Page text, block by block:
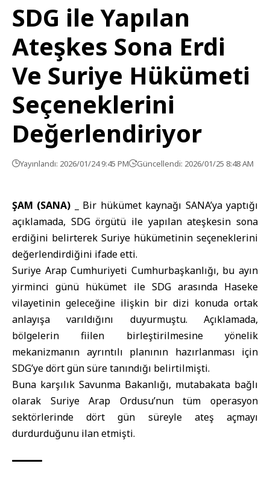
SDG ile Yapılan
Ateşkes Sona Erdi
Ve Suriye Hükümeti
Seçeneklerini
Değerlendiriyor
Yayınlandı: 2026/01/24 9:45 PM Güncellendi: 2026/01/25 8:48 AM
ŞAM (SANA) _
Bir hükümet kaynağı SANA’ya yaptığı
açıklamada, SDGörgütü ile yapılan ateşkesin sona
erdiğini belirterek Suriye hükümetinin seçeneklerini
değerlendirdiğini ifade etti.
Suriye Arap Cumhuriyeti Cumhurbaşkanlığı, bu ayın
yirminci günü hükümet ile SDG arasında Haseke
vilayetinin geleceğine ilişkin bir dizi konuda ortak
anlayışa varıldığını duyurmuştu. Açıklamada,
bölgelerin fiilen birleştirilmesine yönelik
mekanizmanın ayrıntılı planının hazırlanması için
SDG’ye dört gün süre tanındığı belirtilmişti.
Buna karşılık Savunma Bakanlığı, mutabakata bağlı
olarak Suriye Arap Ordusu’nun tüm operasyon
sektörlerinde dört gün süreyle ateş açmayı
durdurduğunu ilan etmişti.